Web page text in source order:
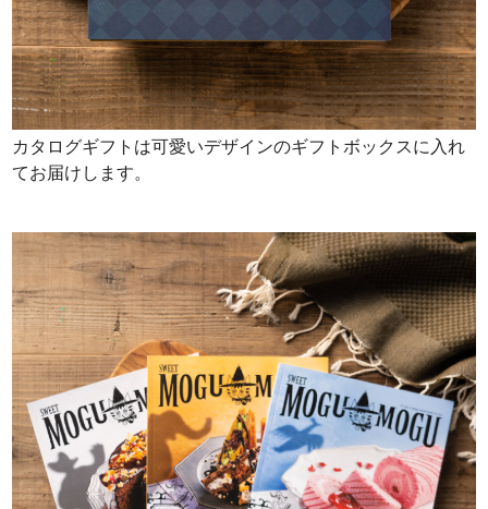
カタログギフトは可愛いデザインのギフトボックスに入れ
てお届けします。